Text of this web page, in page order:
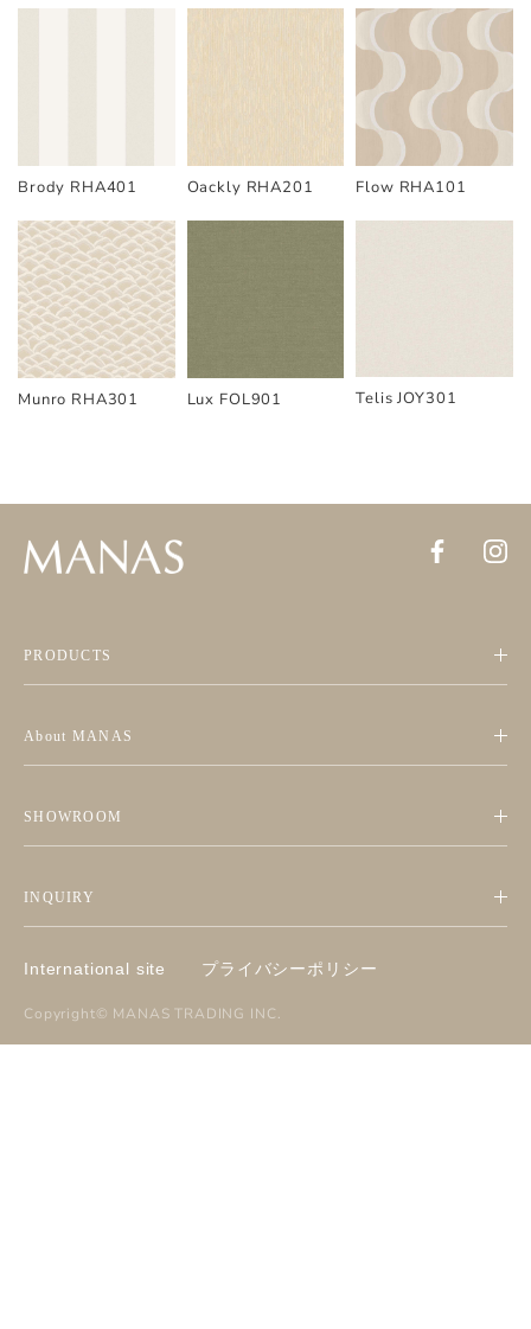
Brody RHA401 Oackly RHA201 Flow RHA101
Munro RHA301 Lux FOL901 Telis JOY301
PRODUCTS
About MANAS
SHOWROOM
INQUIRY
International site プライバシーポリシー
Copyright© MANAS TRADING INC.